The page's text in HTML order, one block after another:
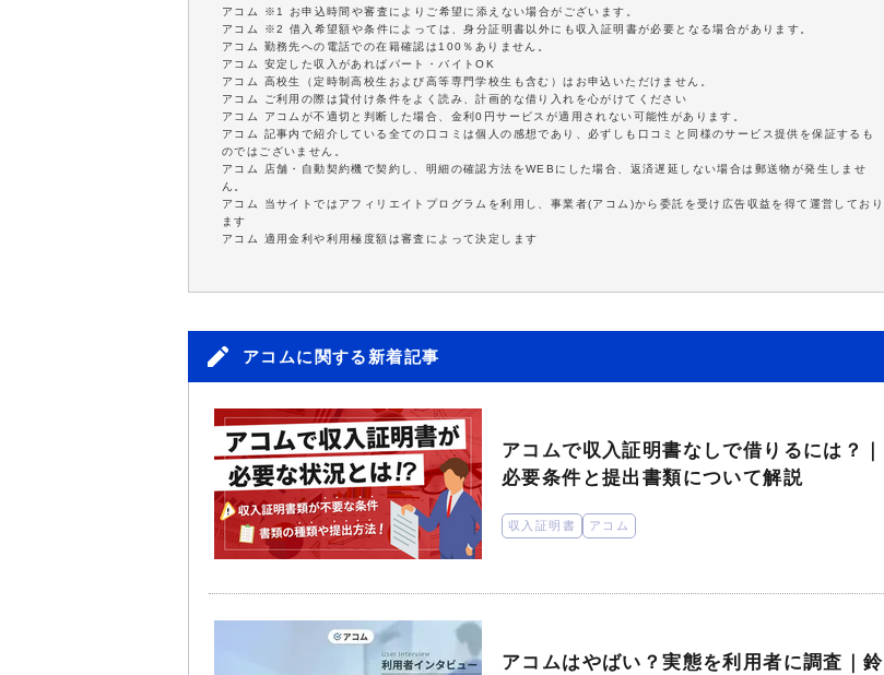
アコム ※1 お申込時間や審査によりご希望に添えない場合がございます。
アコム ※2 借入希望額や条件によっては、身分証明書以外にも収入証明書が必要となる場合があります。
アコム 勤務先への電話での在籍確認は100％ありません。
アコム 安定した収入があればパート・バイトOK
アコム 高校生（定時制高校生および高等専門学校生も含む）はお申込いただけません。
アコム ご利用の際は貸付け条件をよく読み、計画的な借り入れを心がけてください
アコム アコムが不適切と判断した場合、金利0円サービスが適用されない可能性があります。
アコム 記事内で紹介している全ての口コミは個人の感想であり、必ずしも口コミと同様のサービス提供を保証するも
のではございません。
アコム 店舗・自動契約機で契約し、明細の確認方法をWEBにした場合、返済遅延しない場合は郵送物が発生しませ
ん。
アコム 当サイトではアフィリエイトプログラムを利用し、事業者(アコム)から委託を受け広告収益を得て運営しており
ます
アコム 適用金利や利用極度額は審査によって決定します
アコムに関する新着記事
アコムで収入証明書なしで借りるには？｜
必要条件と提出書類について解説
収入証明書 アコム
アコムはやばい？実態を利用者に調査｜鈴